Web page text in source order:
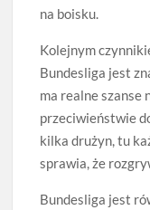
na boisku.
Kolejnym
Bundesliga jest
ma realne szanse
przeciwieństwie
kilka drużyn, tu
sprawia, że
Bundesliga jest